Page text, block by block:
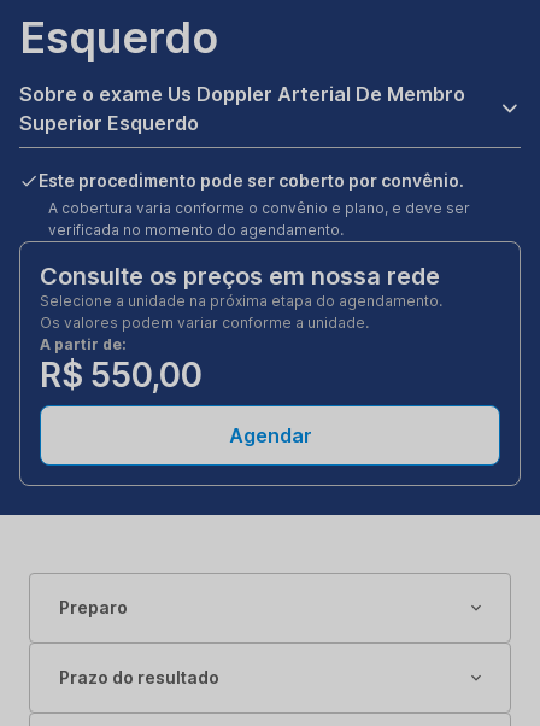
Esquerdo
Sobre o exame Us Doppler Arterial De Membro
Superior Esquerdo
Este procedimento pode ser coberto por convênio.
A cobertura varia conforme o convênio e plano, e deve ser
verificada no momento do agendamento.
Consulte os preços em nossa rede
Selecione a unidade na próxima etapa do agendamento.
Os valores podem variar conforme a unidade.
A partir de:
R$ 550,00
Agendar
Preparo
Prazo do resultado